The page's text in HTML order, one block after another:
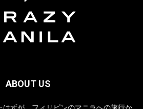
ABOUT US